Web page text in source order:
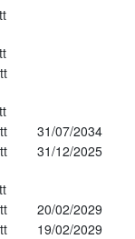
31/07/2034
31/12/2025
20/02/2029
19/02/2029